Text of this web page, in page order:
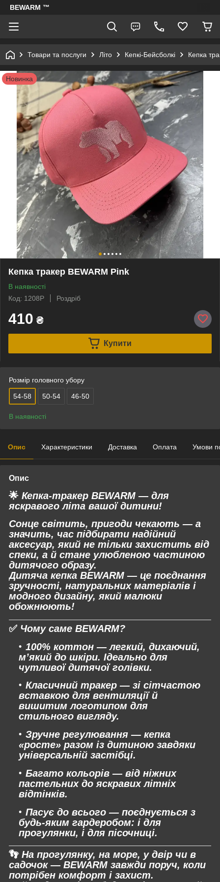
BEWARM ™
Товари та послуги Літо Кепкі-Бейсболкі Кепка
Новинка
Кепка тракер BEWARM Pink
В наявності
Код: 1208P
Роздріб
410 ₴
Купити
Розмір головного убору
54-58 50-54 46-50
В наявності
Опис Характеристики Доставка Оплата Умови
Опис
🌟 Кепка-тракер BEWARM — для
яскравого літа вашої дитини!
Сонце світить, пригоди чекають — а
значить, час підбирати надійний
аксесуар, який не тільки захистить від
спеки, а й стане улюбленою частиною
дитячого образу.
Дитяча кепка BEWARM — це поєднання
зручності, натуральних матеріалів і
модного дизайну, який малюки
обожнюють!
✅ Чому саме BEWARM?
100% коттон — легкий, дихаючий,
м’який до шкіри. Ідеально для
чутливої дитячої голівки.
Класичний тракер — зі сітчастою
вставкою для вентиляції й
вишитим логотипом для
стильного вигляду.
Зручне регулювання — кепка
«росте» разом із дитиною завдяки
універсальній застібці.
Багато кольорів — від ніжних
пастельних до яскравих літніх
відтінків.
Пасує до всього — поєднується з
будь-яким гардеробом: і для
прогулянки, і для пісочниці.
👣На прогулянку, на море, у двір чи в
садочок — BEWARM завжди поруч, коли
потрібен комфорт і захист.